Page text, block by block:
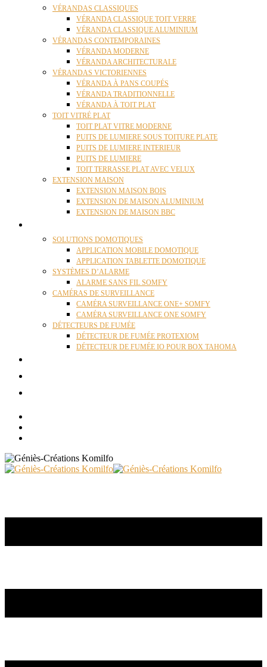
VÉRANDAS CLASSIQUES
VÉRANDA CLASSIQUE TOIT VERRE
VÉRANDA CLASSIQUE ALUMINIUM
VÉRANDAS CONTEMPORAINES
VÉRANDA MODERNE
VÉRANDA ARCHITECTURALE
VÉRANDAS VICTORIENNES
VÉRANDA À PANS COUPÉS
VÉRANDA TRADITIONNELLE
VÉRANDA À TOIT PLAT
TOIT VITRÉ PLAT
TOIT PLAT VITRE MODERNE
PUITS DE LUMIERE SOUS TOITURE PLATE
PUITS DE LUMIERE INTERIEUR
PUITS DE LUMIERE
TOIT TERRASSE PLAT AVEC VELUX
EXTENSION MAISON
EXTENSION MAISON BOIS
EXTENSION DE MAISON ALUMINIUM
EXTENSION DE MAISON BBC
SOLUTIONS DOMOTIQUES
APPLICATION MOBILE DOMOTIQUE
APPLICATION TABLETTE DOMOTIQUE
SYSTÈMES D’ALARME
ALARME SANS FIL SOMFY
CAMÉRAS DE SURVEILLANCE
CAMÉRA SURVEILLANCE ONE+ SOMFY
CAMÉRA SURVEILLANCE ONE SOMFY
DÉTECTEURS DE FUMÉE
DÉTECTEUR DE FUMÉE PROTEXIOM
DÉTECTEUR DE FUMÉE IO POUR BOX TAHOMA